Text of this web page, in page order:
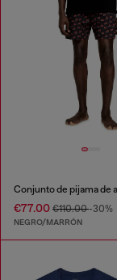
€77.00 €110.00-30%
NEGRO/MARRÓN